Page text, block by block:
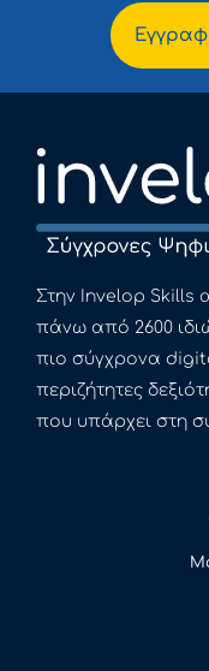
Στην Invelop Skills
πάνω από 2600
πιο σύγχρονα
περιζήτητες
που υπάρχει στη